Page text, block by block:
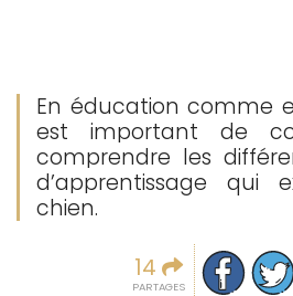
En éducation comme
est important de
comprendre les
d’apprentissage qui
chien.
14
PARTAGES
Partager